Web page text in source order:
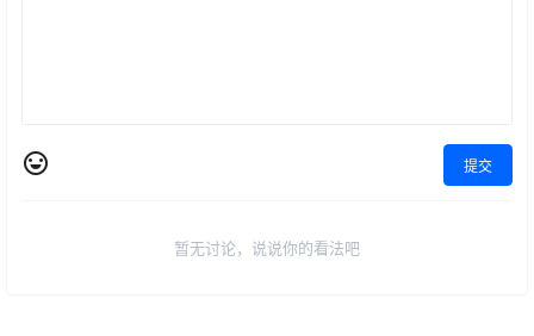
提交
暂无讨论，说说你的看法吧